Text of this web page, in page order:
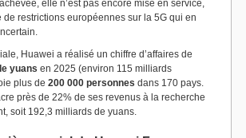
elle n’est pas encore mise en service,
de restrictions européennes sur la 5G qui en
Huawei a réalisé un chiffre d’affaires de
yuans en 2025 (environ 115 milliards
plus de 200 000 personnes dans 170 pays.
près de 22% de ses revenus à la recherche
soit 192,3 milliards de yuans.